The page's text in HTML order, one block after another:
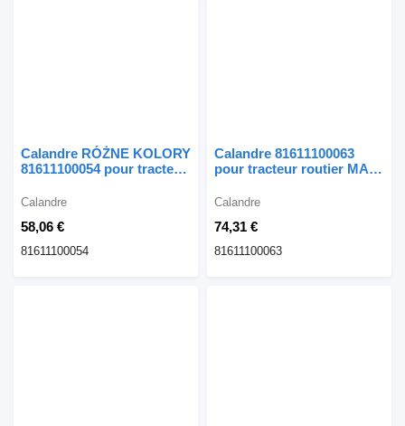
Calandre RÓŻNE KOLORY
81611100054 pour tracteur
58,06 €
Calandre
81611100054
Calandre 81611100063
pour tracteur routier MAN
74,31 €
Calandre
81611100063